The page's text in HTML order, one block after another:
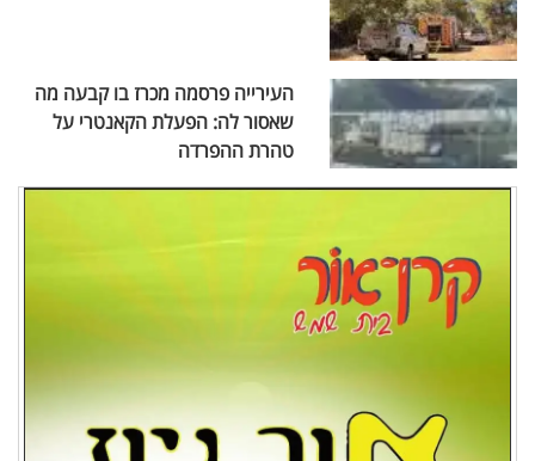
העירייה פרסמה מכרז בו קבעה מה
שאסור לה: הפעלת הקאנטרי על
טהרת ההפרדה